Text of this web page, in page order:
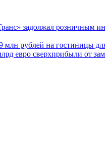
задолжал розничным
млн рублей на гостиницы
евро сверхприбыли от